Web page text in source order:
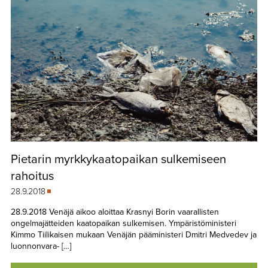
Pietarin myrkkykaatopaikan sulkemiseen
rahoitus
28.9.2018
28.9.2018 Venäjä aikoo aloittaa Krasnyi Borin vaarallisten
ongelmajätteiden kaatopaikan sulkemisen. Ympäristöministeri
Kimmo Tiilikaisen mukaan Venäjän pääministeri Dmitri Medvedev ja
luonnonvara- […]